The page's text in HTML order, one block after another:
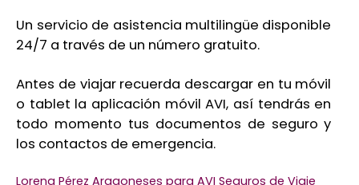
Un servicio de asistencia multilingüe disponible
24/7 a través de un número gratuito.
Antes de viajar recuerda descargar en tu móvil
o tablet la aplicación móvil AVI, así tendrás en
todo momento tus documentos de seguro y
los contactos de emergencia.
Lorena Pérez Aragoneses para AVI Seguros de Viaje